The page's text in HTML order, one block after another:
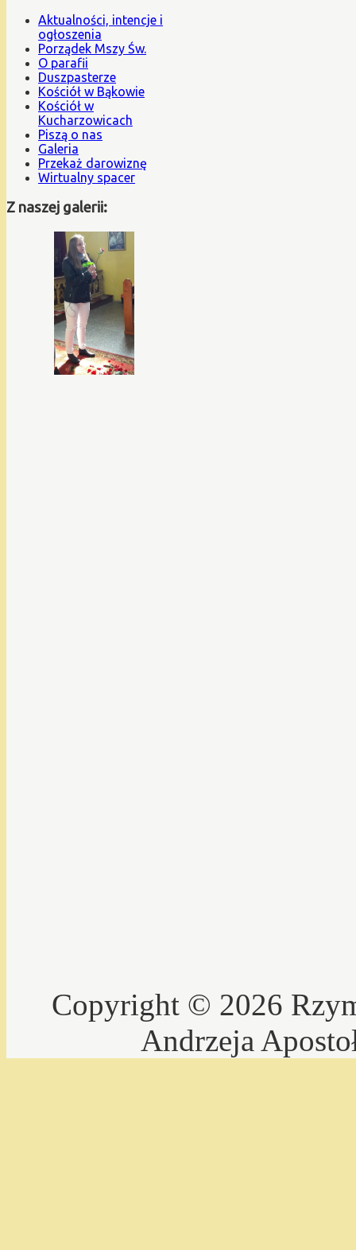
Aktualności, intencje i
ogłoszenia
Porządek Mszy Św.
O parafii
Duszpasterze
Kościół w Bąkowie
Kościół w
Kucharzowicach
Piszą o nas
Galeria
Przekaż darowiznę
Wirtualny spacer
Z naszej galerii:
Copyright © 2026
Andrzeja